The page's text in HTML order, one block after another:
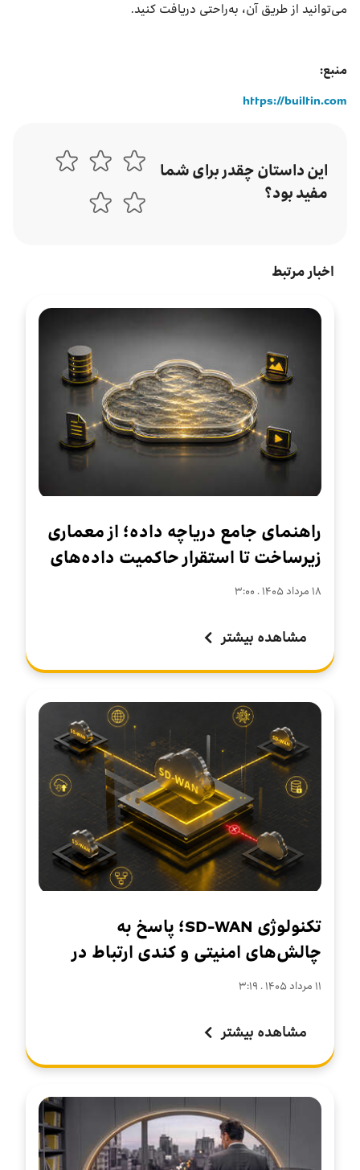
می‌توانید از طریق آن، به‌راحتی دریافت کنید.
منبع:
https://builtin.com
این داستان چقدر برای شما
مفید بود؟
اخبار مرتبط
راهنمای جامع دریاچه داده؛ از معماری
زیرساخت تا استقرار حاکمیت داده‌های
سازمانی
۱۸ مرداد ۱۴۰۵ . ۳:۰۰
مشاهده بیشتر
تکنولوژی SD-WAN؛ پاسخ به
چالش‌های امنیتی و کندی ارتباط در
سازمان‌های چندشعبه‌ای
۱۱ مرداد ۱۴۰۵ . ۳:۱۹
مشاهده بیشتر